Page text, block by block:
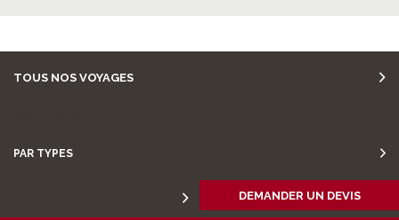
TOUS NOS VOYAGES
PAR TYPES
DEMANDER UN DEVIS